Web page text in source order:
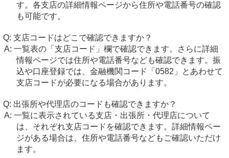
す。各支店の詳細情報ページから住所や電話番号の確認
も可能です。
支店コードはどこで確認できますか？
一覧表の「支店コード」欄で確認できます。さらに詳細
情報ページでは住所や電話番号なども確認できます。振
込や口座登録では、金融機関コード「0582」とあわせて
支店コードが必要になる場合があります。
出張所や代理店のコードも確認できますか？
一覧に表示されている支店・出張所・代理店について
は、それぞれ支店コードを確認できます。詳細情報ペー
ジがある場合は、住所や電話番号などもご確認いただけ
ます。